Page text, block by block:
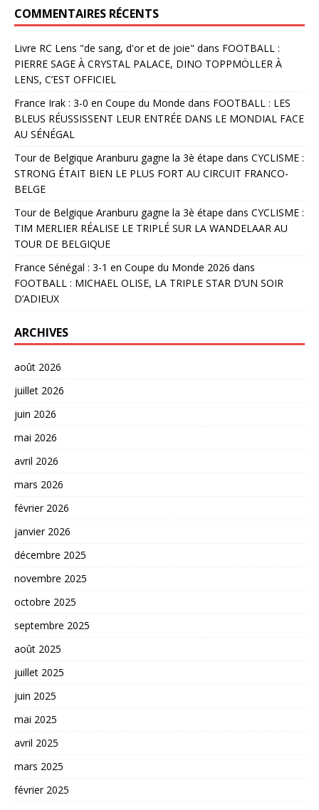
COMMENTAIRES RÉCENTS
Livre RC Lens "de sang, d'or et de joie" dans FOOTBALL :
PIERRE SAGE À CRYSTAL PALACE, DINO TOPPMÖLLER À
LENS, C’EST OFFICIEL
France Irak : 3-0 en Coupe du Monde dans FOOTBALL : LES
BLEUS RÉUSSISSENT LEUR ENTRÉE DANS LE MONDIAL FACE
AU SÉNÉGAL
Tour de Belgique Aranburu gagne la 3è étape dans CYCLISME :
STRONG ÉTAIT BIEN LE PLUS FORT AU CIRCUIT FRANCO-
BELGE
Tour de Belgique Aranburu gagne la 3è étape dans CYCLISME :
TIM MERLIER RÉALISE LE TRIPLÉ SUR LA WANDELAAR AU
TOUR DE BELGIQUE
France Sénégal : 3-1 en Coupe du Monde 2026 dans
FOOTBALL : MICHAEL OLISE, LA TRIPLE STAR D’UN SOIR
D’ADIEUX
ARCHIVES
août 2026
juillet 2026
juin 2026
mai 2026
avril 2026
mars 2026
février 2026
janvier 2026
décembre 2025
novembre 2025
octobre 2025
septembre 2025
août 2025
juillet 2025
juin 2025
mai 2025
avril 2025
mars 2025
février 2025